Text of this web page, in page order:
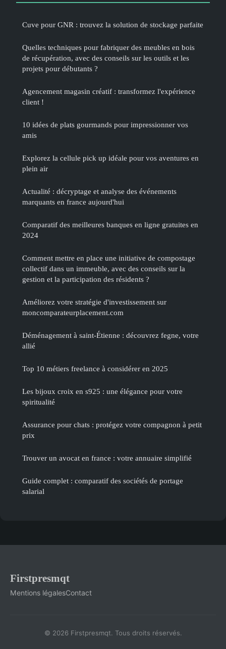
Cuve pour GNR : trouvez la solution de stockage parfaite
Quelles techniques pour fabriquer des meubles en bois
de récupération, avec des conseils sur les outils et les
projets pour débutants ?
Agencement magasin créatif : transformez l'expérience
client !
10 idées de plats gourmands pour impressionner vos
amis
Explorez la cellule pick up idéale pour vos aventures en
plein air
Actualité : décryptage et analyse des événements
marquants en france aujourd'hui
Comparatif des meilleures banques en ligne gratuites en
2024
Comment mettre en place une initiative de compostage
collectif dans un immeuble, avec des conseils sur la
gestion et la participation des résidents ?
Améliorez votre stratégie d'investissement sur
moncomparateurplacement.com
Déménagement à saint-Étienne : découvrez fegne, votre
allié
Top 10 métiers freelance à considérer en 2025
Les bijoux croix en s925 : une élégance pour votre
spiritualité
Assurance pour chats : protégez votre compagnon à petit
prix
Trouver un avocat en france : votre annuaire simplifié
Guide complet : comparatif des sociétés de portage
salarial
Firstpresmqt
Mentions légalesContact
© 2026 Firstpresmqt. Tous droits réservés.